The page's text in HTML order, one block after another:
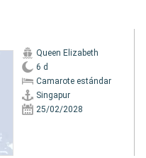
Queen Elizabeth
6 d
Camarote estándar
Singapur
25/02/2028